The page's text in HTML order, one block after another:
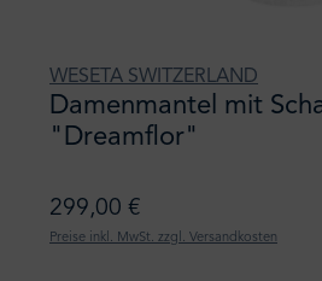
WESETA SWITZERLAND
Damenmantel mit
"Dreamflor"
299,00 €
Preise inkl. MwSt. zzgl. Versandkosten